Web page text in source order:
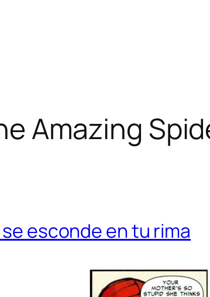
Amazing
esconde en tu rima